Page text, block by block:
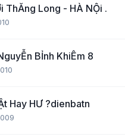
ThĂng Long - HÀ NỘi .
BỈnh KhiÊm 8
Hay HƯ ?dienbatn